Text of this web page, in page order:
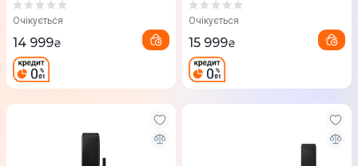
Очікується
14 999₴
Очікується
15 999₴